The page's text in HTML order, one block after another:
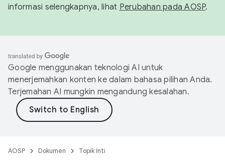
informasi selengkapnya, lihat Perubahan pada AOSP.
Google menggunakan teknologi AI untuk
menerjemahkan konten ke dalam bahasa pilihan Anda.
Terjemahan AI mungkin mengandung kesalahan.
AOSP Dokumen Topik Inti